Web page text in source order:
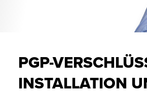
PGP-
INSTALLATION